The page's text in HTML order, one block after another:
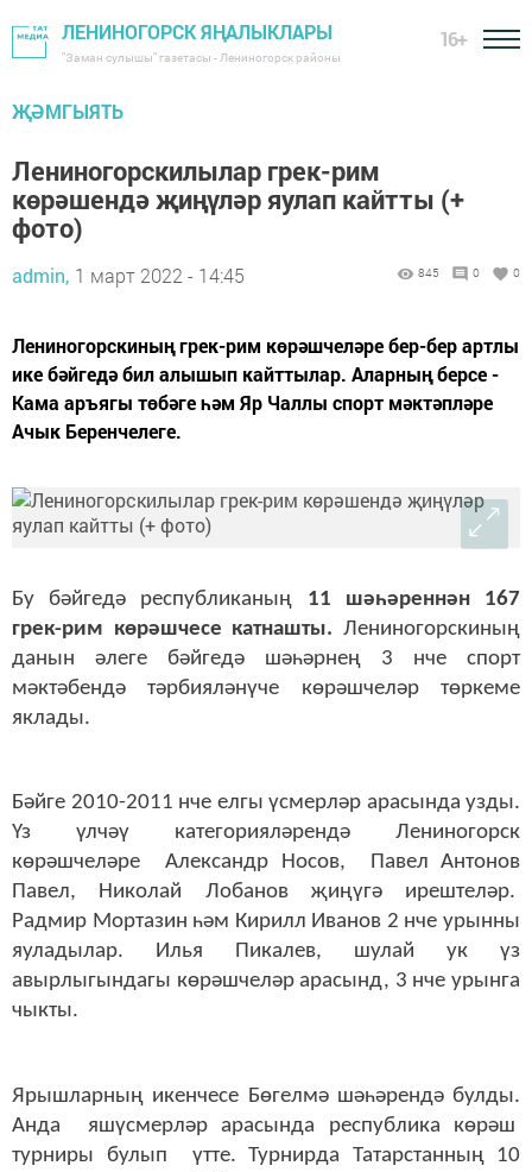
ЛЕНИНОГОРСК ЯҢАЛЫКЛАРЫ
"Заман сулышы" газетасы - Лениногорск районы
16+
ҖӘМГЫЯТЬ
Лениногорскилылар грек-рим
көрәшендә җиңүләр яулап кайтты (+
фото)
admin, 1 март 2022 - 14:45 845 0 0
Лениногорскиның грек-рим көрәшчеләре бер-бер артлы
ике бәйгедә бил алышып кайттылар. Аларның берсе -
Кама аръягы төбәге һәм Яр Чаллы спорт мәктәпләре
Ачык Беренчелеге.
Бу бәйгедә республиканың 11 шәһәреннән 167
грек-рим көрәшчесе катнашты. Лениногорскиның
данын әлеге бәйгедә шәһәрнең 3 нче спорт
мәктәбендә тәрбияләнүче көрәшчеләр төркеме
яклады.
Бәйге 2010-2011 нче елгы үсмерләр арасында узды.
Үз үлчәү категорияләрендә Лениногорск
көрәшчеләре Александр Носов, Павел Антонов
Павел, Николай Лобанов җиңүгә ирештеләр.
Радмир Мортазин һәм Кирилл Иванов 2 нче урынны
яуладылар. Илья Пикалев, шулай ук үз
авырлыгындагы көрәшчеләр арасынд, 3 нче урынга
чыкты.
Ярышларның икенчесе Бөгелмә шәһәрендә булды.
Анда яшүсмерләр арасында республика көрәш
турниры булып үтте. Турнирда Татарстанның 10